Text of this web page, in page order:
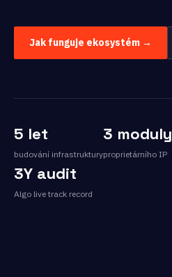
Jak funguje ekosystém →
5 let
budování infrastruktury
3 moduly
proprietárního IP
3Y audit
Algo live track record